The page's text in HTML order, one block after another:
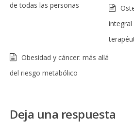
de todas las personas
integral
Obesidad y cáncer: más allá
del riesgo metabólico
Deja una respuesta